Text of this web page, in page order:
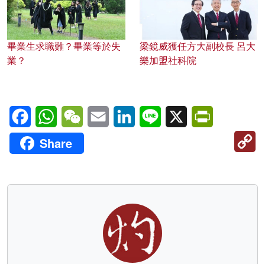
畢業生求職難？畢業等於失
業？
梁鏡威獲任方大副校長 呂大
樂加盟社科院
FacebookWhatsAppWeChatEmail LinkedInLine X
Share